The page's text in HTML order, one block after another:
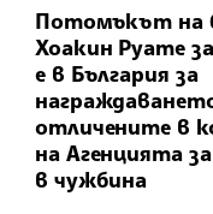
Потомъкът на
Хоакин Руате
е в България за
отличените в
на Агенцията
в чужбина